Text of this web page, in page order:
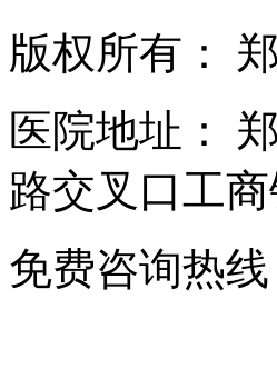
版权所有：
医院地址：
路交叉口工商
免费咨询热线